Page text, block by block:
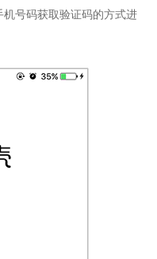
号码获取验证码的方式进